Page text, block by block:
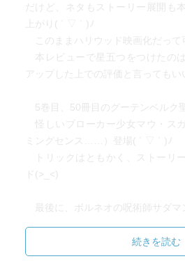
だけど、ネタもストーリー展開も
上がり( ´ ▽ ` )ﾉ
このままハリウッド映画化だって
本レビューで星五つをつけたの
アップした上での評価と言っても
5巻目、50冊目のグーテンベルク
怪しいブローカー少女マウ・ス
ミングセンス……）登場( ´ ▽ ` )ﾉ
トリックはともかく、ストーリ
ド(>_<)
最後に、ボルネオの呪術師サダマ
映画があったけど、それっぽい話( ´
ストーリーの出来はともかく、
続きを読む